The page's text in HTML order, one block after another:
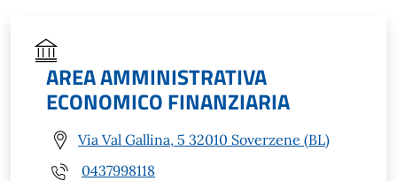
AREA AMMINISTRATIVA
ECONOMICO FINANZIARIA
Via Val Gallina, 5 32010 Soverzene (BL)
0437998118